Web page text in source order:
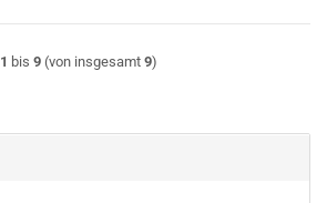
1 bis 9 (von insgesamt 9)